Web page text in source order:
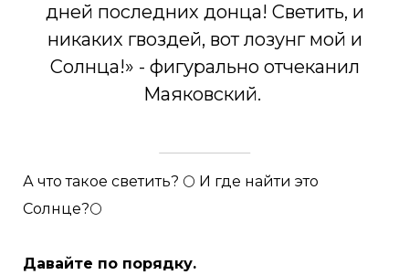
дней последних донца! Светить, и
никаких гвоздей, вот лозунг мой и
Солнца!» - фигурально отчеканил
Маяковский.
А что такое светить? 🌕 И где найти это
Солнце?🌕
Давайте по порядку.